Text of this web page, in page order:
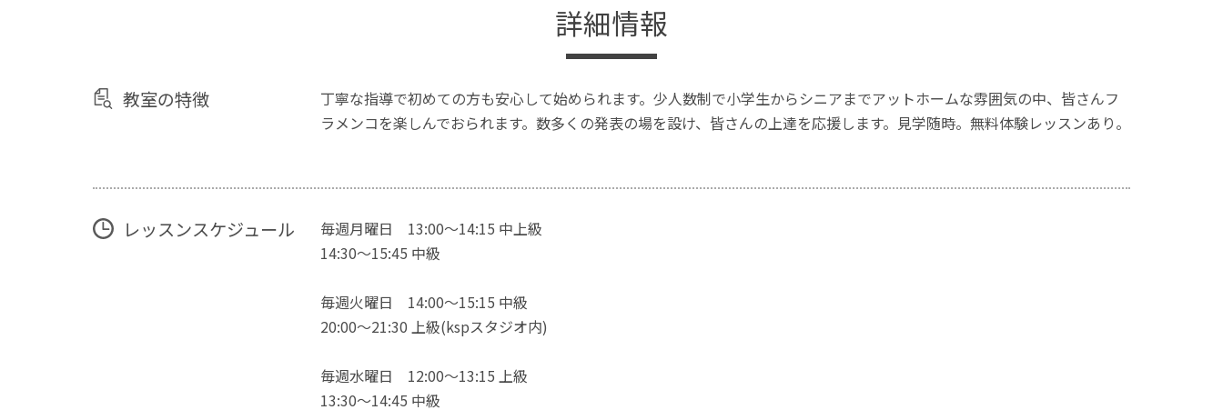
詳細情報
教室の特徴
丁寧な指導で初めての方も安心して始められます。少人数制で小学生からシニアまでアットホームな雰囲気の中、皆さんフ
ラメンコを楽しんでおられます。数多くの発表の場を設け、皆さんの上達を応援します。見学随時。無料体験レッスンあり。
レッスンスケジュール
毎週月曜日 13:00〜14:15 中上級
14:30〜15:45 中級
毎週火曜日 14:00〜15:15 中級
20:00〜21:30 上級(kspスタジオ内)
毎週水曜日 12:00〜13:15 上級
13:30〜14:45 中級